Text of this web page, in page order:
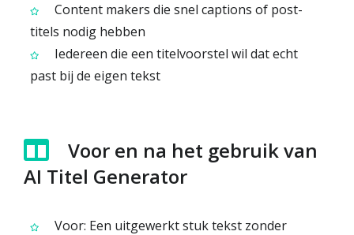
Content makers die snel captions of post-
titels nodig hebben
Iedereen die een titelvoorstel wil dat echt
past bij de eigen tekst
Voor en na het gebruik van
AI Titel Generator
Voor: Een uitgewerkt stuk tekst zonder